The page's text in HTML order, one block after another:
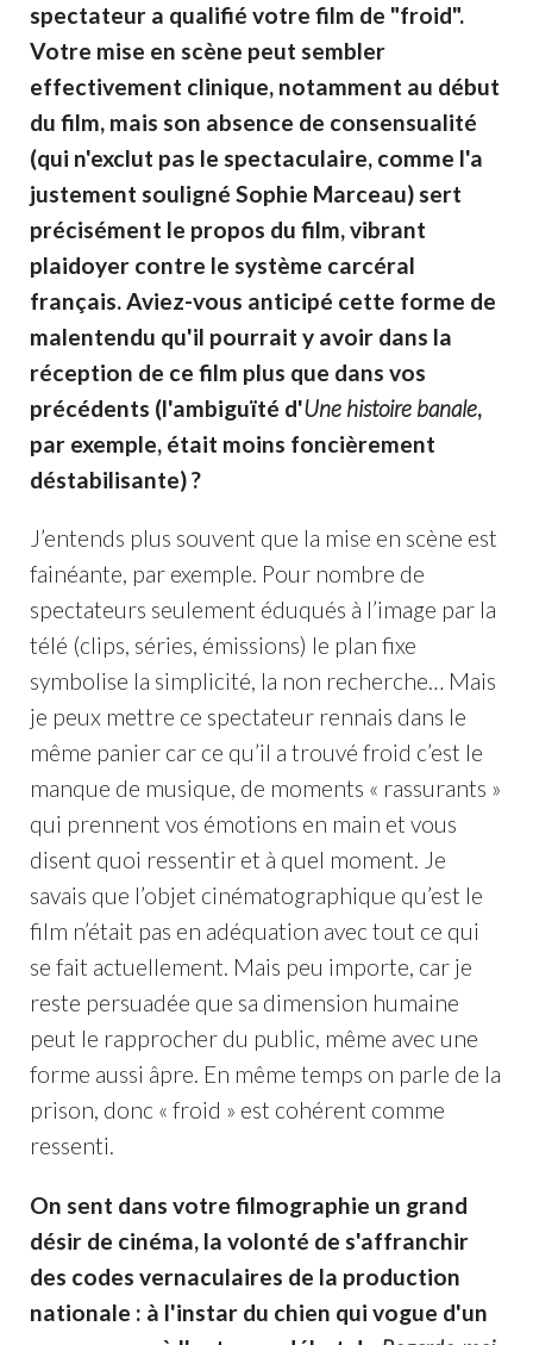
spectateur a qualifié votre film de "froid".
Votre mise en scène peut sembler
effectivement clinique, notamment au début
du film, mais son absence de consensualité
(qui n'exclut pas le spectaculaire, comme l'a
justement souligné Sophie Marceau) sert
précisément le propos du film, vibrant
plaidoyer contre le système carcéral
français. Aviez-vous anticipé cette forme de
malentendu qu'il pourrait y avoir dans la
réception de ce film plus que dans vos
précédents (l'ambiguïté d'Une histoire banale,
par exemple, était moins foncièrement
déstabilisante) ?
J’entends plus souvent que la mise en scène est
fainéante, par exemple. Pour nombre de
spectateurs seulement éduqués à l’image par la
télé (clips, séries, émissions) le plan fixe
symbolise la simplicité, la non recherche… Mais
je peux mettre ce spectateur rennais dans le
même panier car ce qu’il a trouvé froid c’est le
manque de musique, de moments « rassurants »
qui prennent vos émotions en main et vous
disent quoi ressentir et à quel moment. Je
savais que l’objet cinématographique qu’est le
film n’était pas en adéquation avec tout ce qui
se fait actuellement. Mais peu importe, car je
reste persuadée que sa dimension humaine
peut le rapprocher du public, même avec une
forme aussi âpre. En même temps on parle de la
prison, donc « froid » est cohérent comme
ressenti.
On sent dans votre filmographie un grand
désir de cinéma, la volonté de s'affranchir
des codes vernaculaires de la production
nationale : à l'instar du chien qui vogue d'un